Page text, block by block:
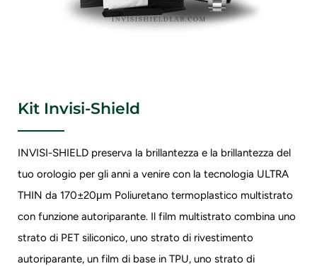
Kit Invisi-Shield
INVISI-SHIELD preserva la brillantezza e la brillantezza del
tuo orologio per gli anni a venire con la tecnologia ULTRA
THIN da 170±20μm Poliuretano termoplastico multistrato
con funzione autoriparante. Il film multistrato combina uno
strato di PET siliconico, uno strato di rivestimento
autoriparante, un film di base in TPU, uno strato di